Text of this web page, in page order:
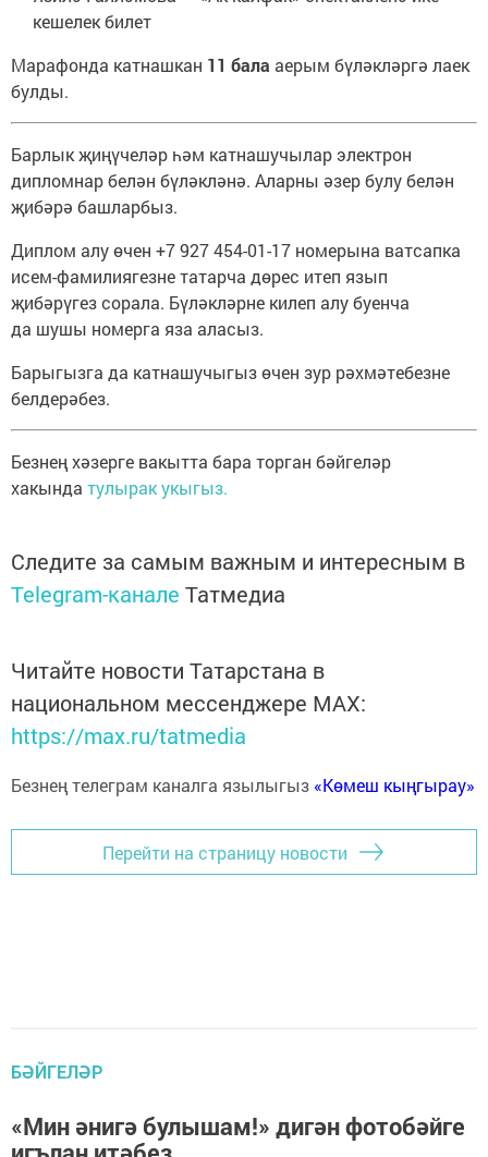
кешелек билет
Марафонда катнашкан 11 бала аерым бүләкләргә лаек
булды.
Барлык җиңүчеләр һәм катнашучылар электрон
дипломнар белән бүләкләнә. Аларны әзер булу белән
җибәрә башларбыз.
Диплом алу өчен +7 927 454-01-17 номерына ватсапка
исем-фамилиягезне татарча дөрес итеп язып
җибәрүгез сорала. Бүләкләрне килеп алу буенча
да шушы номерга яза аласыз.
Барыгызга да катнашучыгыз өчен зур рәхмәтебезне
белдерәбез.
Безнең хәзерге вакытта бара торган бәйгеләр
хакында тулырак укыгыз.
Следите за самым важным и интересным в
Telegram-канале Татмедиа
Читайте новости Татарстана в
национальном мессенджере MАХ:
https://max.ru/tatmedia
Безнең телеграм каналга язылыгыз «Көмеш кыңгырау»
Перейти на страницу новости
БӘЙГЕЛӘР
«Мин әнигә булышам!» дигән фотобәйге